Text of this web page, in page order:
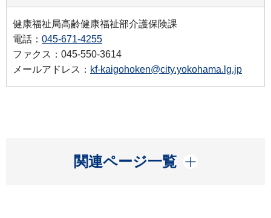
健康福祉局高齢健康福祉部介護保険課
電話： 045-671-4255
ファクス：045-550-3614
メールアドレス： kf-kaigohoken@city.yokohama.lg.jp
関連ページ一覧
開く